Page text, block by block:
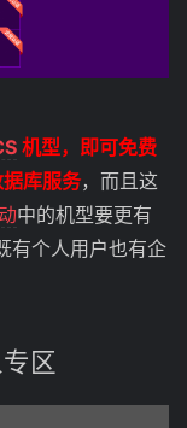
机型，即可免费
库服务，而且这
中的机型要更有
有个人用户也有企
区